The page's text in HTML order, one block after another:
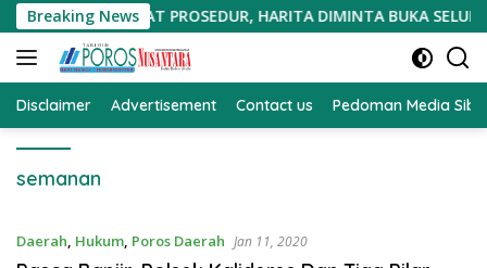
Langsung
ke
konten
Breaking News
DIDUGA CACAT PROSEDUR, HARITA DIMINTA BUKA
Disclaimer Advertisement Contact us Pedoman Media
semanan
Daerah, Hukum, Poros Daerah Jan 11, 2020